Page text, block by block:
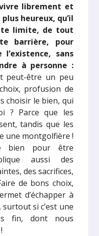
librement et
heureux, qu’il
limite, de tout
barrière, pour
sans
à personne :
peut-être un peu
profusion de
choisir le bien, qui
? Parce que les
tandis que les
une montgolfière !
bien pour être
aussi des
des sacrifices,
de bons choix,
d’échapper à
si c’est une
fin, dont nous